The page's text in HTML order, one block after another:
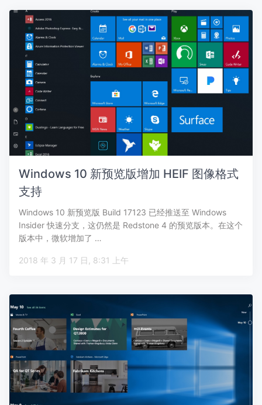
Windows 10 新预览版增加 HEIF 图像格式
支持
Windows 10 新预览版 Build 17123 已经推送至 Windows
Insider 快速分支，这仍然是 Redstone 4 的预览版本。在这个
版本中，微软增加了 …
2018 年 3 月 17 日, 8:31 上午